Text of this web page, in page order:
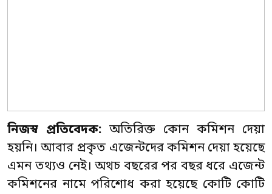
নিজস্ব প্রতিবেদক: অতিরিক্ত কোন কমিশন দেয়া
হয়নি। আবার প্রকৃত এজেন্টদের কমিশন দেয়া হয়েছে
এমন তথ্যও নেই। অথচ বছরের পর বছর ধরে এজেন্ট
কমিশনের নামে পরিশোধ করা হয়েছে কোটি কোটি